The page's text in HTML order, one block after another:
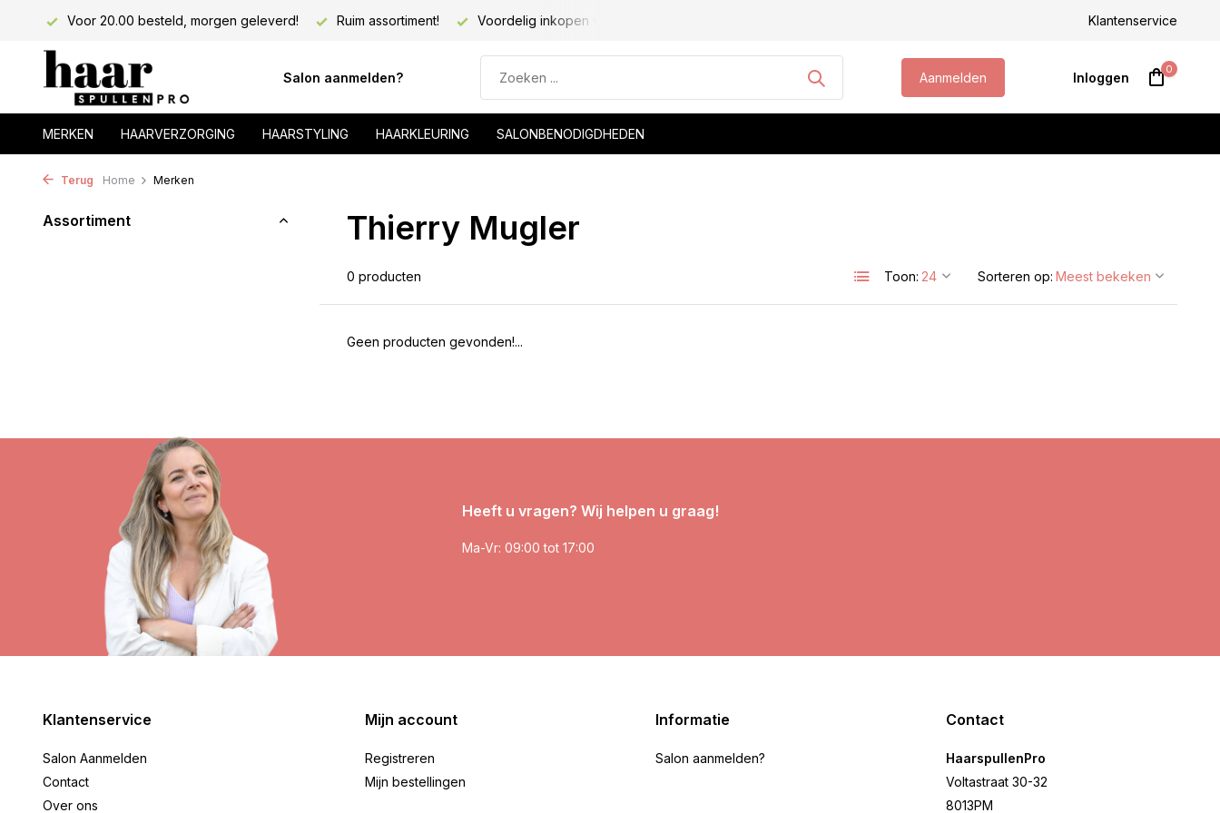
Voor 20.00 besteld, morgen geleverd! Ruim assortiment! Voordelig inkopen voor kapsalons! Klantenservice
Salon aanmelden? Aanmelden Inloggen
0
MERKEN HAARVERZORGING HAARSTYLING HAARKLEURING SALONBENODIGDHEDEN
Terug Home Merken
Assortiment Thierry Mugler
0 producten Toon: Sorteren op:
Geen producten gevonden!...
Heeft u vragen? Wij helpen u graag!
Ma-Vr: 09:00 tot 17:00
Klantenservice
Salon Aanmelden
Contact
Over ons
Mijn account
Registreren
Mijn bestellingen
Informatie
Salon aanmelden?
Contact
HaarspullenPro
Voltastraat 30-32
8013PM